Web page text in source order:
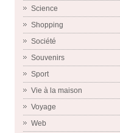
Science
Shopping
Société
Souvenirs
Sport
Vie à la maison
Voyage
Web